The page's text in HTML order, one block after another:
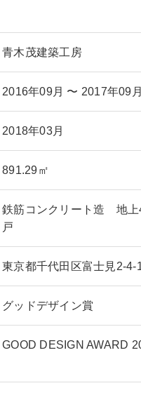
青木茂建築工房
2016年09月 〜 2017年09月
2018年03月
891.29㎡
鉄筋コンクリート造 地上
戸
東京都千代田区富士見2-4-
グッドデザイン賞
GOOD DESIGN AWARD